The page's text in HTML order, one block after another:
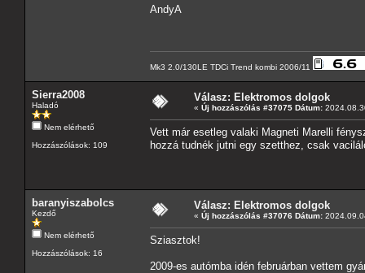
AndyA
Mk3 2.0/130LE TDCi Trend kombi 2006/11
Sierra2008
Haladó
Nem elérhető
Hozzászólások: 109
Válasz: Elektromos dolgok
« Új hozzászólás #37075 Dátum:
Vett már esetleg valaki Magneti Marelli
hozzá tudnék jutni egy szetthez, csak
baranyiszabolcs
Kezdő
Nem elérhető
Hozzászólások: 16
Válasz: Elektromos dolgok
« Új hozzászólás #37076 Dátum:
Sziasztok!
2009-es autómba idén februárban vettem